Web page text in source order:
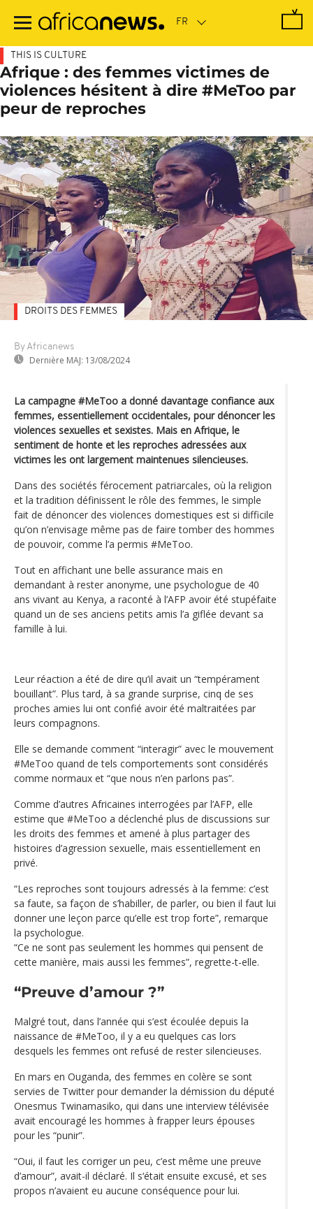
contenu
THIS IS CULTURE
Afrique : des femmes victimes de
violences hésitent à dire #MeToo par
peur de reproches
By Africanews
Dernière MAJ: 13/08/2024
DROITS DES FEMMES
La campagne #MeToo a donné davantage confiance aux
femmes, essentiellement occidentales, pour dénoncer les
violences sexuelles et sexistes. Mais en Afrique, le
sentiment de honte et les reproches adressées aux
victimes les ont largement maintenues silencieuses.
Dans des sociétés férocement patriarcales, où la religion
et la tradition définissent le rôle des femmes, le simple
fait de dénoncer des violences domestiques est si difficile
qu’on n’envisage même pas de faire tomber des hommes
de pouvoir, comme l’a permis #MeToo.
Tout en affichant une belle assurance mais en
demandant à rester anonyme, une psychologue de 40
ans vivant au Kenya, a raconté à l’AFP avoir été stupéfaite
quand un de ses anciens petits amis l’a giflée devant sa
famille à lui.
Leur réaction a été de dire qu’il avait un “tempérament
bouillant”. Plus tard, à sa grande surprise, cinq de ses
proches amies lui ont confié avoir été maltraitées par
leurs compagnons.
Elle se demande comment “interagir” avec le mouvement
#MeToo quand de tels comportements sont considérés
comme normaux et “que nous n’en parlons pas”.
Comme d’autres Africaines interrogées par l’AFP, elle
estime que #MeToo a déclenché plus de discussions sur
les droits des femmes et amené à plus partager des
histoires d’agression sexuelle, mais essentiellement en
privé.
“Les reproches sont toujours adressés à la femme: c’est
sa faute, sa façon de s’habiller, de parler, ou bien il faut lui
donner une leçon parce qu’elle est trop forte”, remarque
la psychologue.
“Ce ne sont pas seulement les hommes qui pensent de
cette manière, mais aussi les femmes”, regrette-t-elle.
“Preuve d’amour ?”
Malgré tout, dans l’année qui s’est écoulée depuis la
naissance de #MeToo, il y a eu quelques cas lors
desquels les femmes ont refusé de rester silencieuses.
En mars en Ouganda, des femmes en colère se sont
servies de Twitter pour demander la démission du député
Onesmus Twinamasiko, qui dans une interview télévisée
avait encouragé les hommes à frapper leurs épouses
pour les “punir”.
“Oui, il faut les corriger un peu, c’est même une preuve
d’amour”, avait-il déclaré. Il s‘était ensuite excusé, et ses
propos n’avaient eu aucune conséquence pour lui.